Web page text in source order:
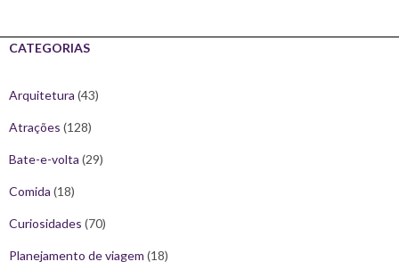
CATEGORIAS
Arquitetura (43)
Atrações (128)
Bate-e-volta (29)
Comida (18)
Curiosidades (70)
Planejamento de viagem (18)